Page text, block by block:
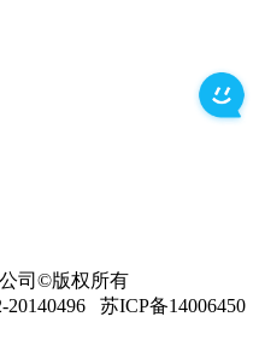
司©版权所有
苏ICP备14006450